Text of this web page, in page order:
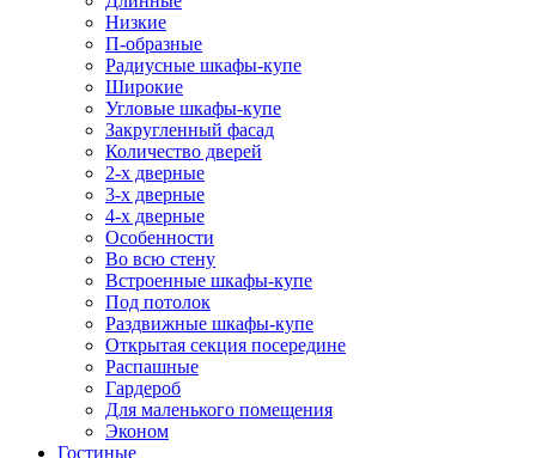
Низкие
П-образные
Радиусные шкафы-купе
Широкие
Угловые шкафы-купе
Закругленный фасад
Количество дверей
2-х дверные
3-х дверные
4-х дверные
Особенности
Во всю стену
Встроенные шкафы-купе
Под потолок
Раздвижные шкафы-купе
Открытая секция посередине
Распашные
Гардероб
Для маленького помещения
Эконом
Гостиные